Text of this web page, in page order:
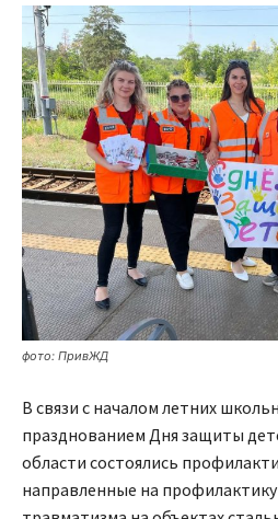
фото: ПривЖД
В связи с началом летних
празднованием Дня защиты
области состоялись
направленные на